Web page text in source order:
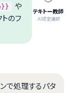
テキトー教師
.AI認定講師
や
のフ
で処理するパタ